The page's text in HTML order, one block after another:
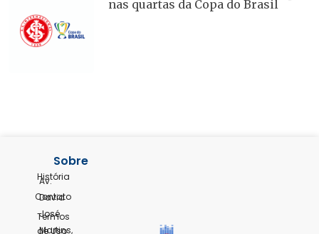
nas quartas da Copa do Brasil
Av.
David
José
Martins,
Sobre
História
Contato
Termos
de Uso